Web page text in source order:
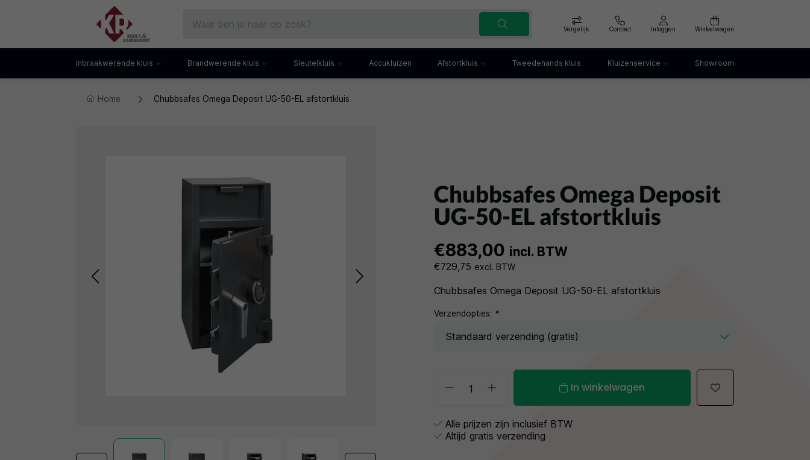
Vergelijk Contact Inloggen Winkelwagen
Inbraakwerende kluis
Gecertificeerde kluis
Brandwerende kluis
Documentenkluis
Sleutelkluis
Inbraakwerende sleutelkluis
Accukluizen Afstortkluis Tweedehands kluis Kluizenservice Showroom
Home Chubbsafes Omega Deposit UG-50-EL afstortkluis
Chubbsafes Omega Deposit
UG-50-EL afstortkluis
€883,00 incl. BTW
€729,75 excl. BTW
Chubbsafes Omega Deposit UG-50-EL afstortkluis
Verzendopties: *
In winkelwagen
Alle prijzen zijn inclusief BTW
Altijd gratis verzending